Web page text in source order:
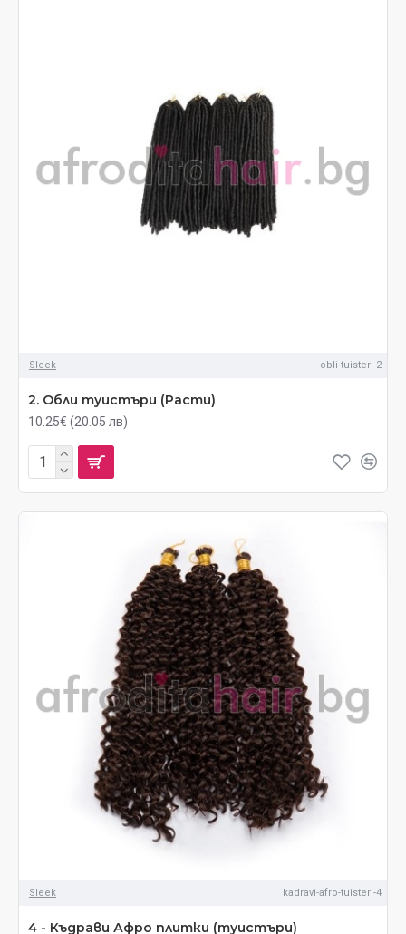
Sleek obli-tuisteri-2
2. Обли туистъри (Расти)
10.25€ (20.05 лв)
Sleek kadravi-afro-tuisteri-4
4 - Къдрави Афро плитки (туистъри)